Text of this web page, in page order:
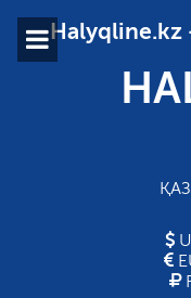
Halyqline.kz
ҚАЗ